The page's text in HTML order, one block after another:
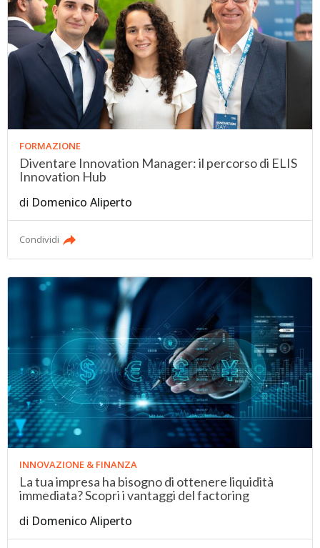
FORMAZIONE
Diventare Innovation Manager: il percorso di ELIS
Innovation Hub
di Domenico Aliperto
Condividi
INNOVAZIONE & FINANZA
La tua impresa ha bisogno di ottenere liquidità
immediata? Scopri i vantaggi del factoring
di Domenico Aliperto